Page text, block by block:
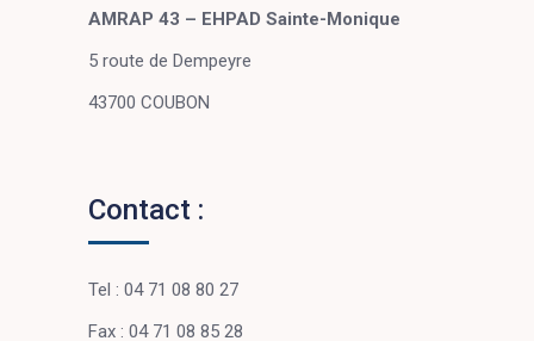
AMRAP 43 – EHPAD Sainte-Monique
5 route de Dempeyre
43700 COUBON
Contact :
Tel : 04 71 08 80 27
Fax : 04 71 08 85 28